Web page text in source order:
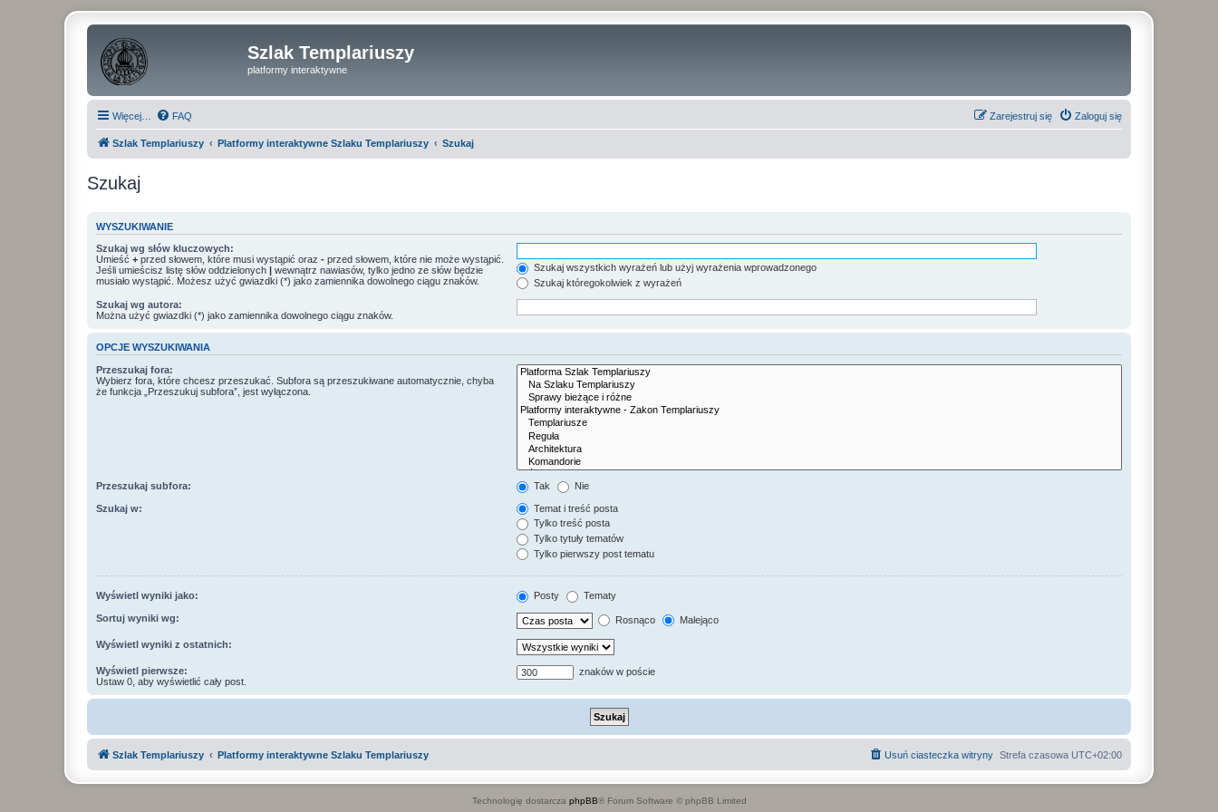
Szlak Templariuszy
platformy interaktywne
Więcej… FAQ Zaloguj się
Zarejestruj się
Szlak Templariuszy Platformy interaktywne Szlaku Templariuszy Szukaj
Szukaj
WYSZUKIWANIE
Szukaj wg słów kluczowych:
Umieść + przed słowem, które musi wystąpić oraz - przed słowem, które nie może wystąpić.
Jeśli umieścisz listę słów oddzielonych | wewnątrz nawiasów, tylko jedno ze słów będzie
musiało wystąpić. Możesz użyć gwiazdki (*) jako zamiennika dowolnego ciągu znaków.
Szukaj wszystkich wyrażeń lub użyj wyrażenia wprowadzonego
Szukaj któregokolwiek z wyrażeń
Szukaj wg autora:
Można użyć gwiazdki (*) jako zamiennika dowolnego ciągu znaków.
OPCJE WYSZUKIWANIA
Przeszukaj fora:
Wybierz fora, które chcesz przeszukać. Subfora są przeszukiwane automatycznie, chyba
że funkcja „Przeszukuj subfora”, jest wyłączona.
Przeszukaj subfora: Tak Nie
Szukaj w:
Temat i treść posta
Tylko treść posta
Tylko tytuły tematów
Tylko pierwszy post tematu
Wyświetl wyniki jako: Posty Tematy
Sortuj wyniki wg: Rosnąco Malejąco
Wyświetl wyniki z ostatnich:
Wyświetl pierwsze:
Ustaw 0, aby wyświetlić cały post.
znaków w poście
Szlak Templariuszy Platformy interaktywne Szlaku Templariuszy Strefa czasowa UTC+02:00
Usuń ciasteczka witryny
Technologię dostarcza phpBB® Forum Software © phpBB Limited